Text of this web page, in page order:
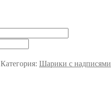
Категория: Шарики с надписями